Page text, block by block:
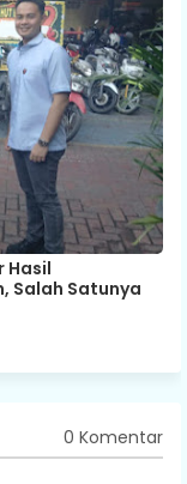
Hasil
Salah Satunya
0 Komentar